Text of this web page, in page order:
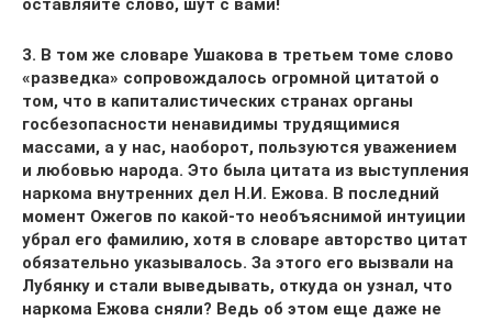
оставляйте слово, шут с вами!
3. В том же словаре Ушакова в третьем томе слово
«разведка» сопровождалось огромной цитатой о
том, что в капиталистических странах органы
госбезопасности ненавидимы трудящимися
массами, а у нас, наоборот, пользуются уважением
и любовью народа. Это была цитата из выступления
наркома внутренних дел Н.И. Ежова. В последний
момент Ожегов по какой-то необъяснимой интуиции
убрал его фамилию, хотя в словаре авторство цитат
обязательно указывалось. За этого его вызвали на
Лубянку и стали выведывать, откуда он узнал, что
наркома Ежова сняли? Ведь об этом еще даже не